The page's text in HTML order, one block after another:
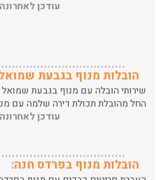
שירותי הובלה עם מנוף בגבעת שמואל
החל מהובלת תכולת דירה שלמה עם
עודכן לאחרונה: 24/02/2026,
העברת פריטים כבדים עם מנוף
תכולת דירה שלמה עם מנוף.